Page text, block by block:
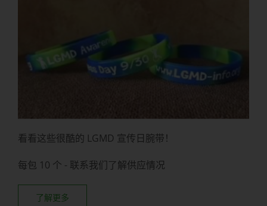
看看这些很酷的 LGMD 宣传日腕带！
每包 10 个 - 联系我们了解供应情况
了解更多